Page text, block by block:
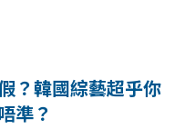
？韓國綜藝超乎你
準？